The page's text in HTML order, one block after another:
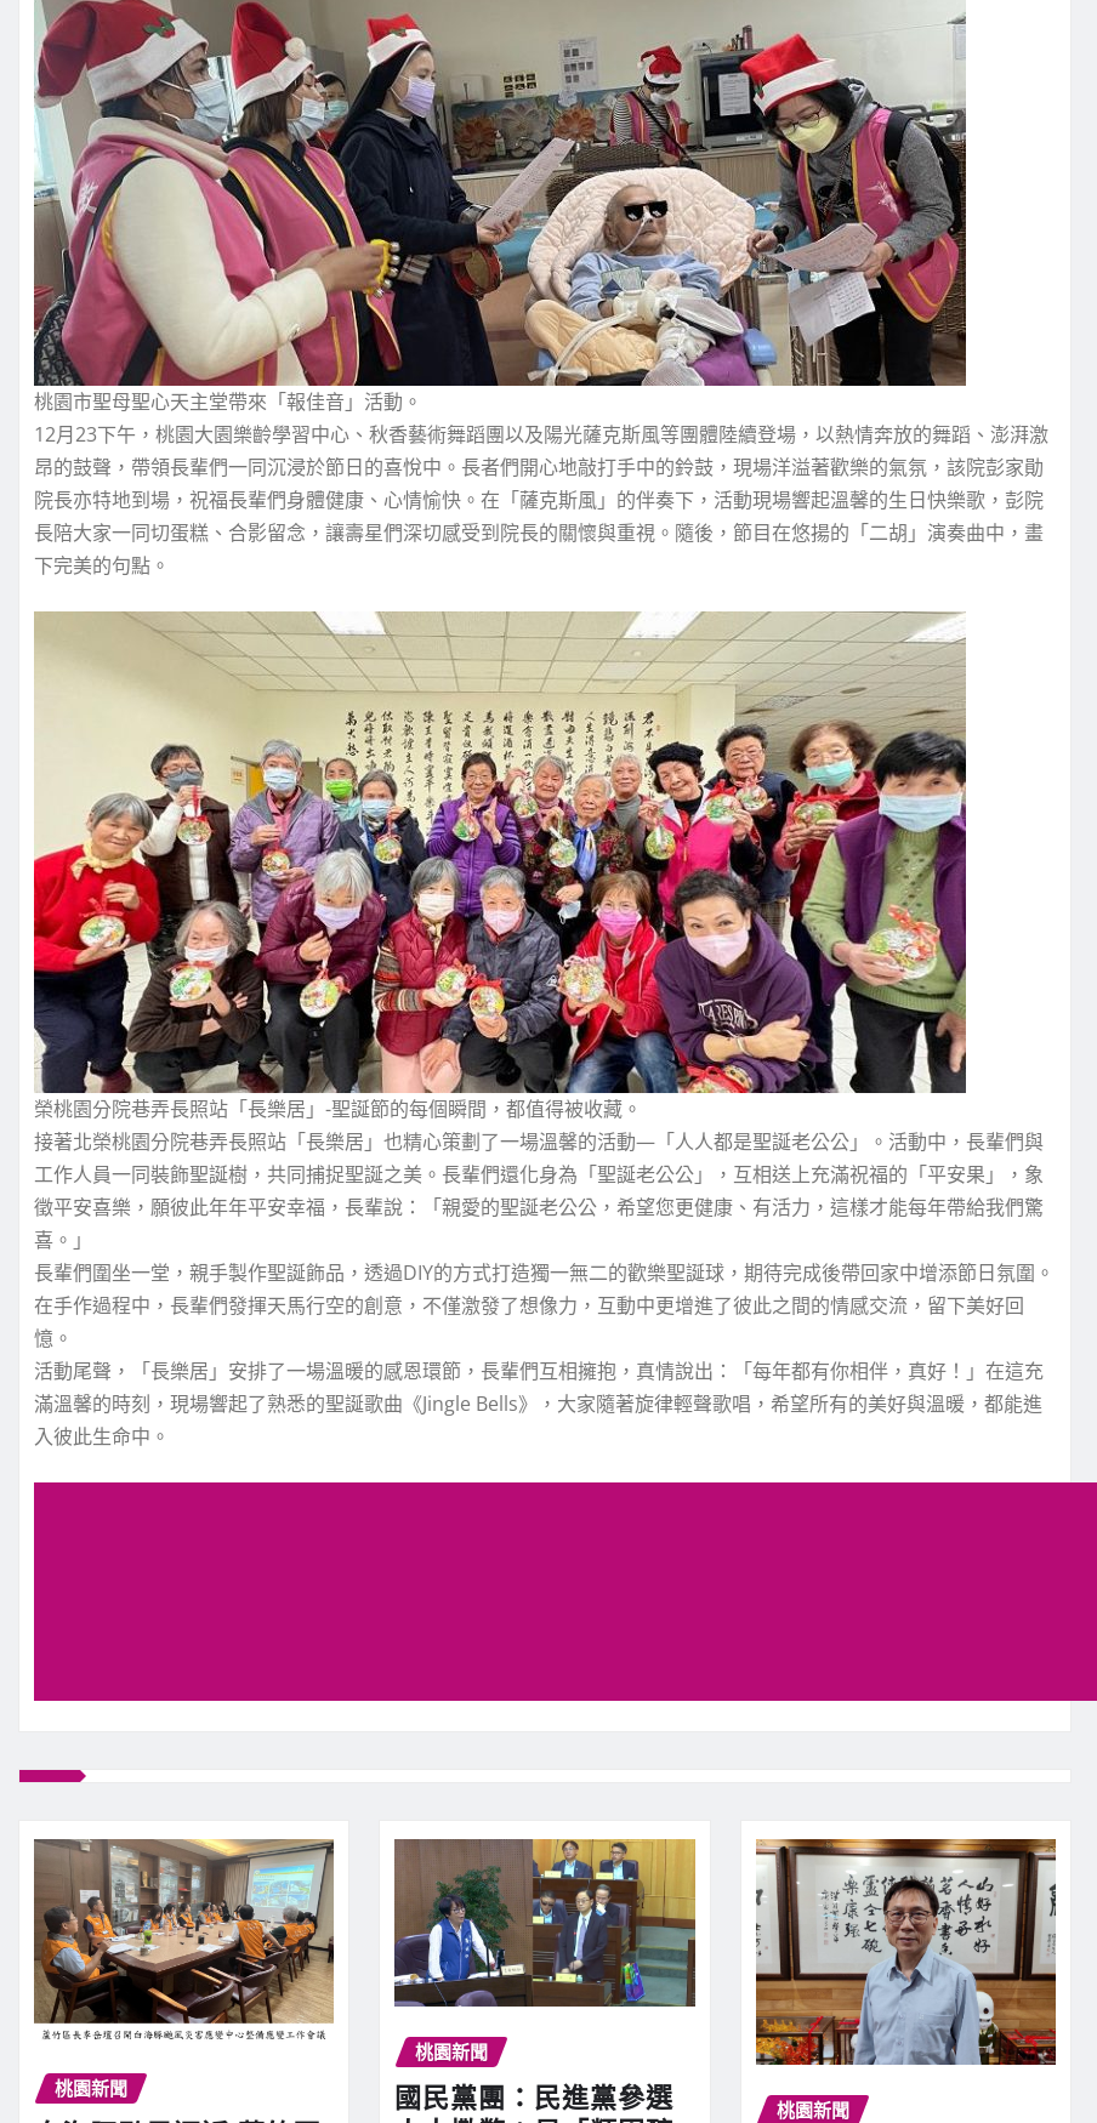
桃園市聖母聖心天主堂帶來「報佳音」活動。
12月23下午，桃園大園樂齡學習中心、秋香藝術舞蹈團以及陽光薩克斯風等團體陸續登場，以熱情奔放的舞蹈、澎湃激
昂的鼓聲，帶領長輩們一同沉浸於節日的喜悅中。長者們開心地敲打手中的鈴鼓，現場洋溢著歡樂的氣氛，該院彭家勛
院長亦特地到場，祝福長輩們身體健康、心情愉快。在「薩克斯風」的伴奏下，活動現場響起溫馨的生日快樂歌，彭院
長陪大家一同切蛋糕、合影留念，讓壽星們深切感受到院長的關懷與重視。隨後，節目在悠揚的「二胡」演奏曲中，畫
下完美的句點。
榮桃園分院巷弄長照站「長樂居」-聖誕節的每個瞬間，都值得被收藏。
接著北榮桃園分院巷弄長照站「長樂居」也精心策劃了一場溫馨的活動—「人人都是聖誕老公公」。活動中，長輩們與
工作人員一同裝飾聖誕樹，共同捕捉聖誕之美。長輩們還化身為「聖誕老公公」，互相送上充滿祝福的「平安果」，象
徵平安喜樂，願彼此年年平安幸福，長輩說：「親愛的聖誕老公公，希望您更健康、有活力，這樣才能每年帶給我們驚
喜。」
長輩們圍坐一堂，親手製作聖誕飾品，透過DIY的方式打造獨一無二的歡樂聖誕球，期待完成後帶回家中增添節日氛圍。
在手作過程中，長輩們發揮天馬行空的創意，不僅激發了想像力，互動中更增進了彼此之間的情感交流，留下美好回
憶。
活動尾聲，「長樂居」安排了一場溫暖的感恩環節，長輩們互相擁抱，真情說出：「每年都有你相伴，真好！」在這充
滿溫馨的時刻，現場響起了熟悉的聖誕歌曲《Jingle Bells》，大家隨著旋律輕聲歌唱，希望所有的美好與溫暖，都能進
入彼此生命中。
桃園新聞
桃園新聞
國民黨團：民進黨參選
桃園新聞